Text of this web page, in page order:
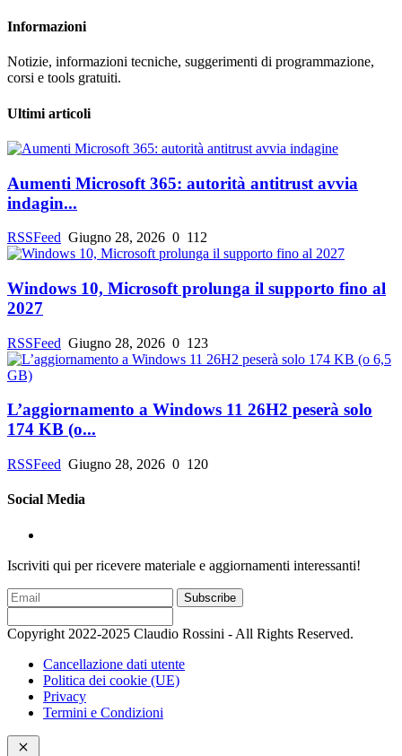
Informazioni
Notizie, informazioni tecniche, suggerimenti di programmazione,
corsi e tools gratuiti.
Ultimi articoli
Aumenti Microsoft 365: autorità antitrust avvia
indagin...
RSSFeed Giugno 28, 2026 0 112
Windows 10, Microsoft prolunga il supporto fino al
2027
RSSFeed Giugno 28, 2026 0 123
L’aggiornamento a Windows 11 26H2 peserà solo
174 KB (o...
RSSFeed Giugno 28, 2026 0 120
Social Media
Iscriviti qui per ricevere materiale e aggiornamenti interessanti!
Subscribe
Copyright 2022-2025 Claudio Rossini - All Rights Reserved.
Cancellazione dati utente
Politica dei cookie (UE)
Privacy
Termini e Condizioni